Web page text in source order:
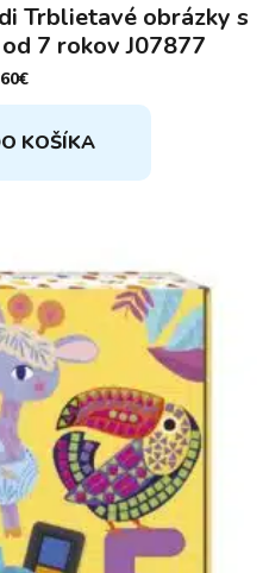
Trblietavé obrázky s
7 rokov J07877
€
KOŠÍKA